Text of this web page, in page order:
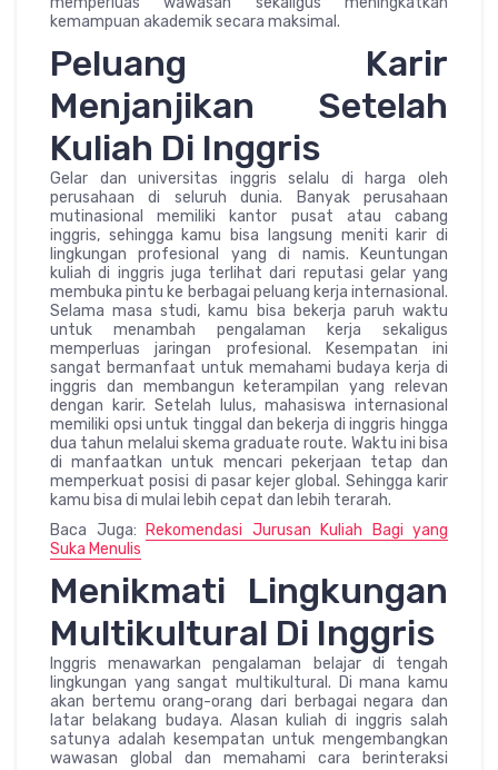
kemampuan akademik secara maksimal.
Peluang Karir
Menjanjikan Setelah
Kuliah Di Inggris
Gelar dan universitas inggris selalu di harga oleh
perusahaan di seluruh dunia. Banyak perusahaan
mutinasional memiliki kantor pusat atau cabang
inggris, sehingga kamu bisa langsung meniti karir di
lingkungan profesional yang di namis. Keuntungan
kuliah di inggris juga terlihat dari reputasi gelar yang
membuka pintu ke berbagai peluang kerja internasional.
Selama masa studi, kamu bisa bekerja paruh waktu
untuk menambah pengalaman kerja sekaligus
memperluas jaringan profesional. Kesempatan ini
sangat bermanfaat untuk memahami budaya kerja di
inggris dan membangun keterampilan yang relevan
dengan karir. Setelah lulus, mahasiswa internasional
memiliki opsi untuk tinggal dan bekerja di inggris hingga
dua tahun melalui skema graduate route. Waktu ini bisa
di manfaatkan untuk mencari pekerjaan tetap dan
memperkuat posisi di pasar kejer global. Sehingga karir
kamu bisa di mulai lebih cepat dan lebih terarah.
Baca Juga: Rekomendasi Jurusan Kuliah Bagi yang
Suka Menulis
Menikmati Lingkungan
Multikultural Di Inggris
Inggris menawarkan pengalaman belajar di tengah
lingkungan yang sangat multikultural. Di mana kamu
akan bertemu orang-orang dari berbagai negara dan
latar belakang budaya. Alasan kuliah di inggris salah
satunya adalah kesempatan untuk mengembangkan
wawasan global dan memahami cara berinteraksi